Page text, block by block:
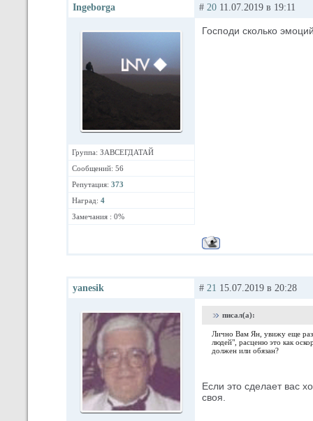
Ingeborga
Группа: ЗАВСЕГДАТАЙ
Сообщений: 56
Репутация: 373
Наград: 4
Замечания : 0%
# 20 11.07.2019 в 19:11
Господи сколько
yanesik # 21 15.07.2019 в 20:28
писал(а):
Лично Вам Ян, увижу еще раз
людей", расценю это как
должен или обязан?
Если это сделает вас
своя.